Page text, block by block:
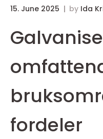
15. June 2025 by Ida
fordeler